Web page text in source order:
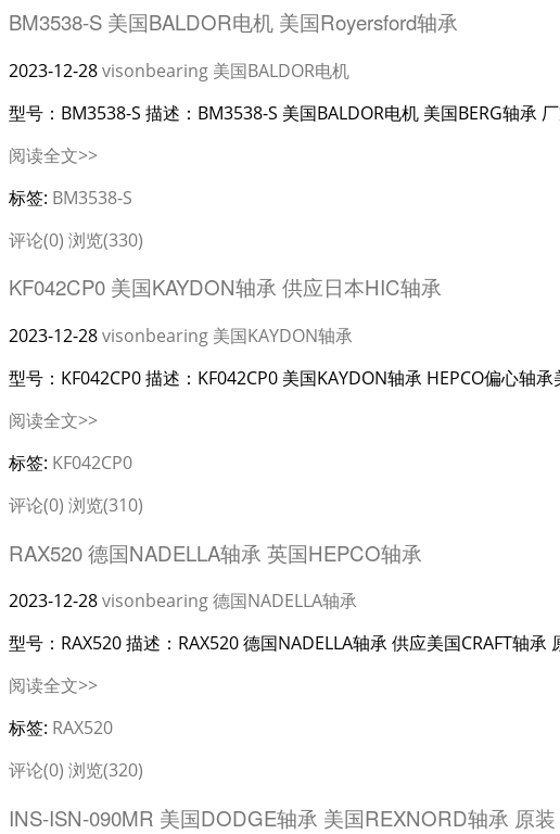
BM3538-S 美国BALDOR电机 美国Royersford轴承
2023-12-28visonbearing 美国BALDOR电机
型号：BM3538-S 描述：BM3538-S 美国BALDOR电机 美国BERG轴承
阅读全文>>
标签: BM3538-S
评论(0) 浏览(330)
KF042CP0 美国KAYDON轴承 供应日本HIC轴承
2023-12-28visonbearing 美国KAYDON轴承
型号：KF042CP0 描述：KF042CP0 美国KAYDON轴承 HEPCO偏心轴
阅读全文>>
标签: KF042CP0
评论(0) 浏览(310)
RAX520 德国NADELLA轴承 英国HEPCO轴承
2023-12-28visonbearing德国NADELLA轴承
型号：RAX520 描述：RAX520 德国NADELLA轴承 供应美国CRAFT轴
阅读全文>>
标签: RAX520
评论(0) 浏览(320)
INS-ISN-090MR 美国DODGE轴承 美国REXNORD轴承 原装